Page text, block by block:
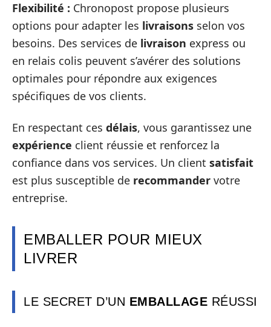
Flexibilité : Chronopost propose plusieurs
options pour adapter les livraisons selon vos
besoins. Des services de livraison express ou
en relais colis peuvent s’avérer des solutions
optimales pour répondre aux exigences
spécifiques de vos clients.
En respectant ces délais, vous garantissez une
expérience client réussie et renforcez la
confiance dans vos services. Un client satisfait
est plus susceptible de recommander votre
entreprise.
EMBALLER POUR MIEUX
LIVRER
LE SECRET D’UN EMBALLAGE RÉUSSI